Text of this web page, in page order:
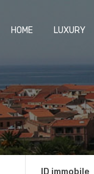
HOME LUXURY
ID immobile